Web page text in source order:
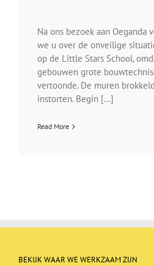
Na ons bezoek aan Oeganda
we u over de onveilige
op de Little Stars School,
gebouwen grote
vertoonde. De muren
instorten. Begin [...]
Read More
BEKIJK WAAR WE WERKZAAM ZIJN